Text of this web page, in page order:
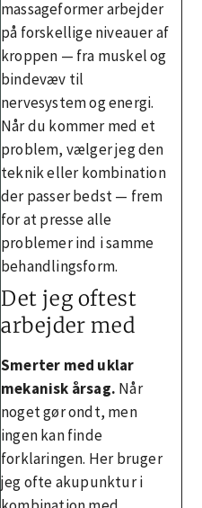
massageformer arbejder
på forskellige niveauer af
kroppen — fra muskel og
bindevæv til
nervesystem og energi.
Når du kommer med et
problem, vælger jeg den
teknik eller kombination
der passer bedst — frem
for at presse alle
problemer ind i samme
behandlingsform.
Det jeg oftest
arbejder med
Smerter med uklar
mekanisk årsag. Når
noget gør ondt, men
ingen kan finde
forklaringen. Her bruger
jeg ofte akupunktur i